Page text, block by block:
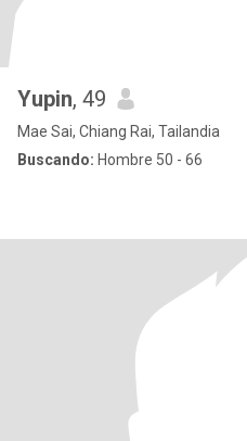
Yupin, 49
Mae Sai, Chiang Rai, Tailandia
Buscando: Hombre 50 - 66